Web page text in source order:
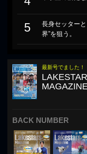
5
長身セッター
界”を狙う。
最新号でました！
BACK NUMBER